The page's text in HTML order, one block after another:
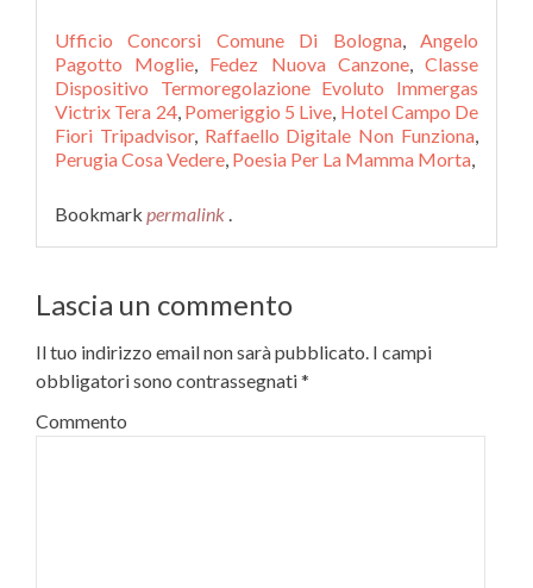
Ufficio Concorsi Comune Di Bologna,Angelo
Pagotto Moglie, Fedez Nuova Canzone,Classe
Dispositivo Termoregolazione Evoluto Immergas
Victrix Tera 24, Pomeriggio 5 Live, Hotel Campo De
Fiori Tripadvisor, Raffaello Digitale Non Funziona,
Perugia Cosa Vedere, Poesia Per La Mamma Morta,
Bookmark permalink .
Lascia un commento
Il tuo indirizzo email non sarà pubblicato. I campi
obbligatori sono contrassegnati*
Commento